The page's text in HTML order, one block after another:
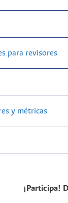
para revisores
y métricas
¡Participa!